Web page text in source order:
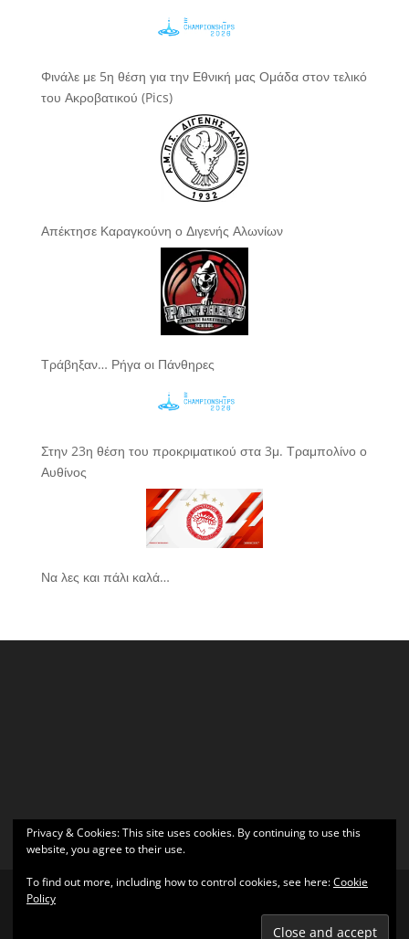
Φινάλε με 5η θέση για την Εθνική μας Ομάδα στον τελικό
του Ακροβατικού (Pics)
Απέκτησε Καραγκούνη ο Διγενής Αλωνίων
Τράβηξαν… Ρήγα οι Πάνθηρες
Στην 23η θέση του προκριματικού στα 3μ. Τραμπολίνο ο
Αυθίνος
Να λες και πάλι καλά…
| Υποστηρίζεται από
Privacy & Cookies: This site uses cookies. By continuing to use this
website, you agree to their use.
To find out more, including how to control cookies, see here:Cookie
Policy